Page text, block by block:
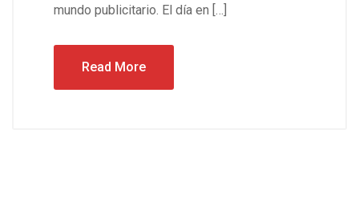
mundo publicitario. El día en […]
Read More